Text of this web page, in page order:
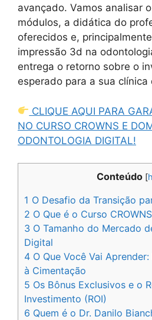
avançado. Vamos analisar
módulos, a didática do
oferecidos e,
impressão 3d na
entrega o retorno sobre o
esperado para a sua clínica
CLIQUE AQUI PARA
NO CURSO CROWNS E
ODONTOLOGIA DIGITAL!
Conteúdo [
1 O Desafio da Transição
2 O Que é o Curso
3 O Tamanho do Mercado
Digital
4 O Que Você Vai
à Cimentação
5 Os Bônus Exclusivos e o
Investimento (ROI)
6 Quem é o Dr. Danilo